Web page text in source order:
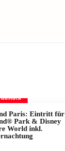
Paris: Eintritt für
Park & Disney
World inkl.